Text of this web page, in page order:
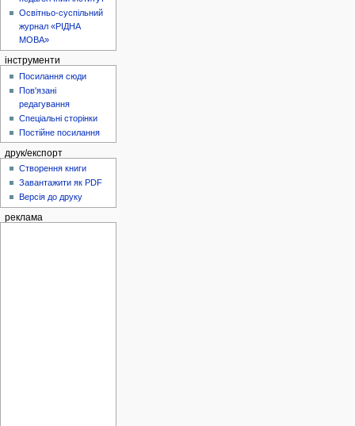
Освітньо-суспільний
журнал «РІДНА
МОВА»
інструменти
Посилання сюди
Пов'язані
редагування
Спеціальні сторінки
Постійне посилання
друк/експорт
Створення книги
Завантажити як PDF
Версія до друку
реклама